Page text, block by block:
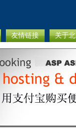
友情链接 关于